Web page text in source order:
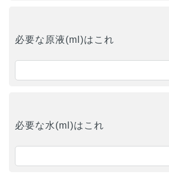
必要な原液(ml)はこれ
必要な水(ml)はこれ